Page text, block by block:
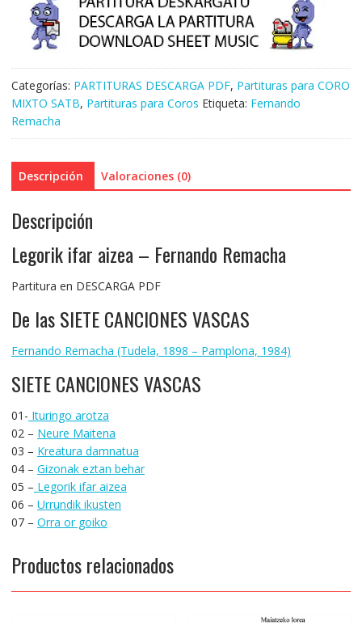
Categorías: PARTITURAS DESCARGA PDF, Partituras para CORO
MIXTO SATB, Partituras para Coros Etiqueta: Fernando
Remacha
Descripción Valoraciones (0)
Descripción
Legorik ifar aizea – Fernando Remacha
Partitura en DESCARGA PDF
De las SIETE CANCIONES VASCAS
Fernando Remacha (Tudela, 1898 – Pamplona, 1984)
SIETE CANCIONES VASCAS
01- Ituringo arotza
02 – Neure Maitena
03 – Kreatura damnatua
04 – Gizonak eztan behar
05 – Legorik ifar aizea
06 – Urrundik ikusten
07 – Orra or goiko
Productos relacionados